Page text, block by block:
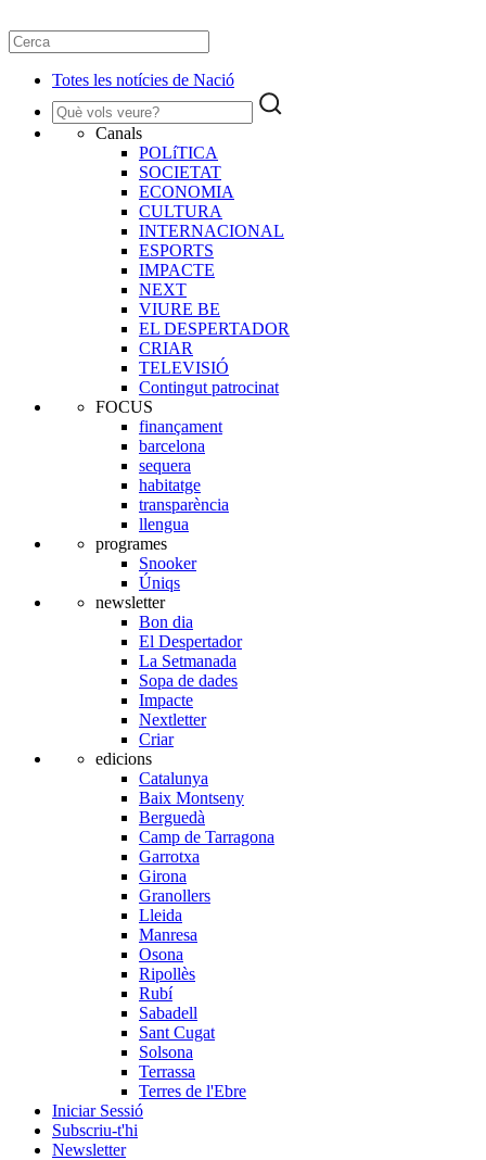
Totes les notícies de Nació
Canals
POLíTICA
SOCIETAT
ECONOMIA
CULTURA
INTERNACIONAL
ESPORTS
IMPACTE
NEXT
VIURE BE
EL DESPERTADOR
CRIAR
TELEVISIÓ
Contingut patrocinat
FOCUS
finançament
barcelona
sequera
habitatge
transparència
llengua
programes
Snooker
Úniqs
newsletter
Bon dia
El Despertador
La Setmanada
Sopa de dades
Impacte
Nextletter
Criar
edicions
Catalunya
Baix Montseny
Berguedà
Camp de Tarragona
Garrotxa
Girona
Granollers
Lleida
Manresa
Osona
Ripollès
Rubí
Sabadell
Sant Cugat
Solsona
Terrassa
Terres de l'Ebre
Iniciar Sessió
Subscriu-t'hi
Newsletter